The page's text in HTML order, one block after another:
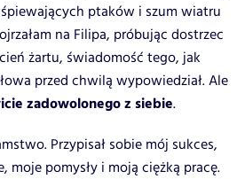
ptaków i szum wiatru
na Filipa, próbując dostrzec
żartu, świadomość tego, jak
przed chwilą wypowiedział. Ale
zadowolonego z siebie.
Przypisał sobie mój sukces,
moje pomysły i moją ciężką pracę.